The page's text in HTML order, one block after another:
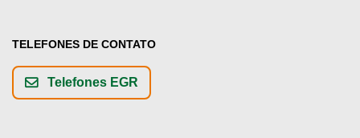
TELEFONES DE CONTATO
Telefones EGR